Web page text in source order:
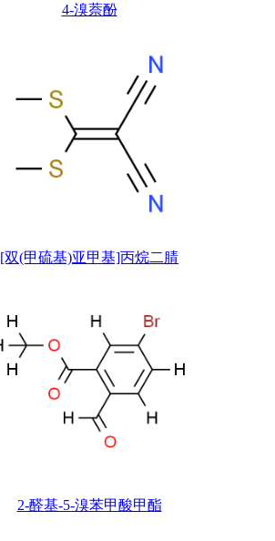
4-溴萘酚
[双(甲硫基)亚甲基]丙烷二腈
2-醛基-5-溴苯甲酸甲酯